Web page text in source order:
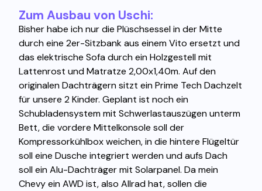
Zum Ausbau von Uschi:
Bisher habe ich nur die Plüschsessel in der Mitte
durch eine 2er-Sitzbank aus einem Vito ersetzt und
das elektrische Sofa durch ein Holzgestell mit
Lattenrost und Matratze 2,00x1,40m. Auf den
originalen Dachträgern sitzt ein Prime Tech Dachzelt
für unsere 2 Kinder. Geplant ist noch ein
Schubladensystem mit Schwerlastauszügen unterm
Bett, die vordere Mittelkonsole soll der
Kompressorkühlbox weichen, in die hintere Flügeltür
soll eine Dusche integriert werden und aufs Dach
soll ein Alu-Dachträger mit Solarpanel. Da mein
Chevy ein AWD ist, also Allrad hat, sollen die